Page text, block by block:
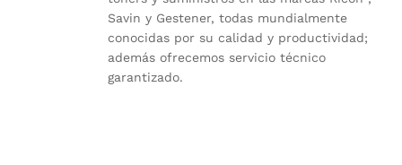
Savin y Gestener, todas mundialmente
conocidas por su calidad y productividad;
además ofrecemos servicio técnico
garantizado.